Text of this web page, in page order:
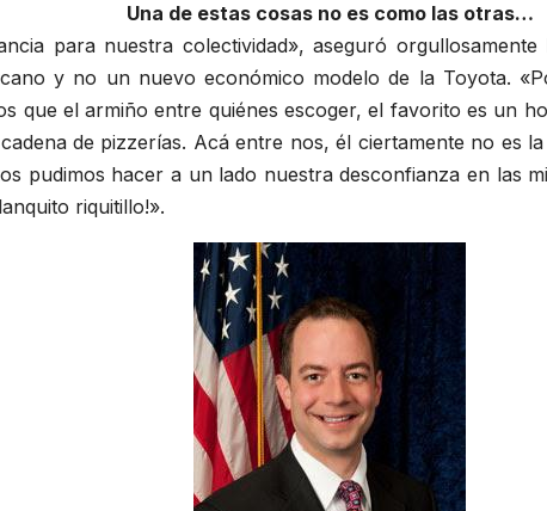
Una de estas cosas no es como las otras…
para nuestra colectividad», aseguró
y no un nuevo económico modelo de la Toyota.
que el armiño entre quiénes escoger, el favorito es un
de pizzerías. Acá entre nos, él ciertamente no es
pudimos hacer a un lado nuestra desconfianza en las
riquitillo!».